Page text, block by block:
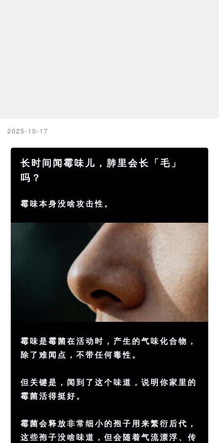
2025-10-17
长时间闻霉味儿，肺里会长「毛」
吗？
霉味本身没啥攻击性。
霉味是霉菌在活动时，产生的气味化合物，
除了难闻点，不带任何毒性。
但关键是，闻到了这个味道，说明你家里的
霉菌活得挺好。
霉菌会释放非常细小的孢子用来繁衍后代，
这些孢子没啥味道，但会随着气流漂浮、传